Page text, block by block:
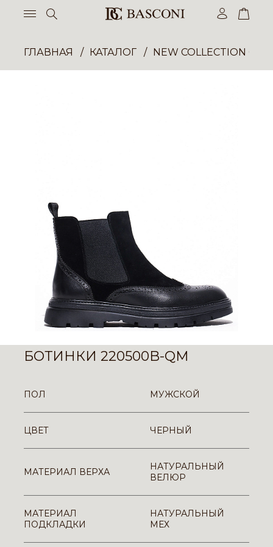
ГЛАВНАЯ КАТАЛОГ NEW COLLECTION
БОТИНКИ 220500B-QM
ПОЛ МУЖСКОЙ
ЦВЕТ ЧЕРНЫЙ
МАТЕРИАЛ ВЕРХА
НАТУРАЛЬНЫЙ
ВЕЛЮР
МАТЕРИАЛ
ПОДКЛАДКИ
НАТУРАЛЬНЫЙ
МЕХ